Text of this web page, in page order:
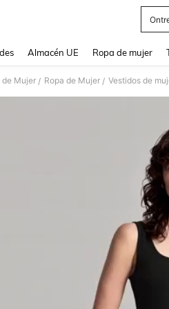
Almacén UE Ropa de mujer
de Mujer / Ropa de Mujer / Vestidos de